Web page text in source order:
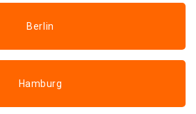
Berlin
Hamburg